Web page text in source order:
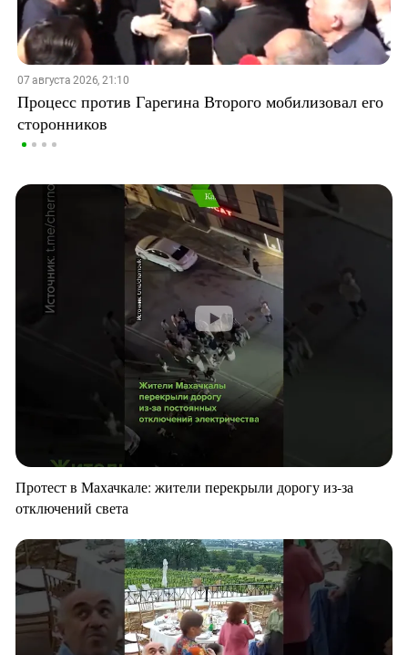
07 августа 2026, 21:10
Процесс против Гарегина Второго мобилизовал его
сторонников
Протест в Махачкале: жители перекрыли дорогу из-за
отключений света